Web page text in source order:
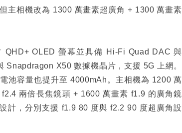
主相機改為 1300 萬畫素超廣角 + 1300 萬畫素
OLED 螢幕並具備 Hi-Fi Quad DAC 與
Snapdragon X50 數據機晶片，支援 5G 上網。
池容量也提升至 4000mAh。主相機為 1200 萬
兩倍長焦鏡頭 + 1600 萬畫素 f1.9 的廣角鏡
計，分別支援 f1.9 80 度與 f2.2 90 度超廣角設